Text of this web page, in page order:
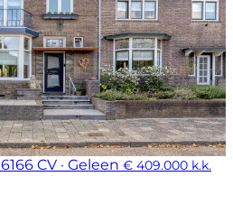
6166 CV · Geleen € 409.000 k.k.